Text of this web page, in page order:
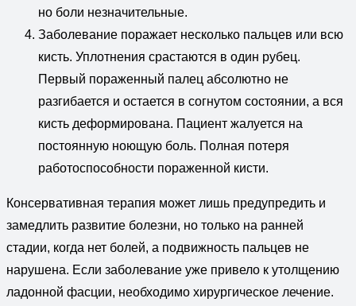
но боли незначительные.
Заболевание поражает несколько пальцев или всю
кисть. Уплотнения срастаются в один рубец.
Первый пораженный палец абсолютно не
разгибается и остается в согнутом состоянии, а вся
кисть деформирована. Пациент жалуется на
постоянную ноющую боль. Полная потеря
работоспособности пораженной кисти.
Консервативная терапия может лишь предупредить и
замедлить развитие болезни, но только на ранней
стадии, когда нет болей, а подвижность пальцев не
нарушена. Если заболевание уже привело к утолщению
ладонной фасции, необходимо хирургическое лечение.